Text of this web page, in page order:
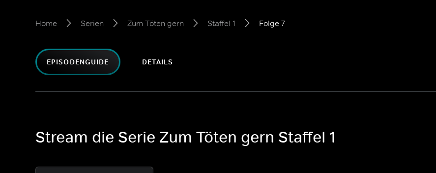
Home Serien Zum Töten gern Staffel 1 Folge 7
EPISODENGUIDE DETAILS
Stream die Serie Zum Töten gern Staffel 1